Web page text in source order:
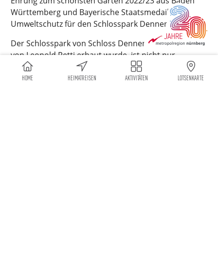
HOME HEIMATREISEN AKTIVITÄTEN LOTSENKARTE
Württemberg und Bayerische Staatsmedaille für
Umweltschutz für den Schlosspark Dennenlohe.
Der Schlosspark von Schloss Dennenlohe, das 1734
von Leopold Retti erbaut wurde, ist nicht nur
Botanischer Garten, sondern mit 26 ha einer der
größten Privatparks Deutschlands. Baron von